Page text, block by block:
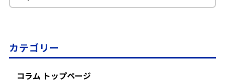
カテゴリー
コラム トップページ